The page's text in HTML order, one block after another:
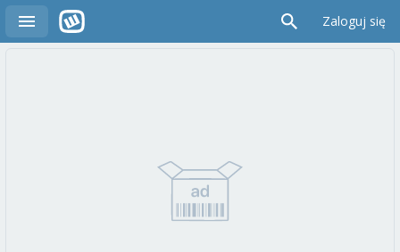
Zaloguj się